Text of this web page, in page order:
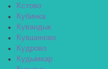
Кстово
Кубинка
Кувандык
Кувшиново
Кудрово
Кудымкар